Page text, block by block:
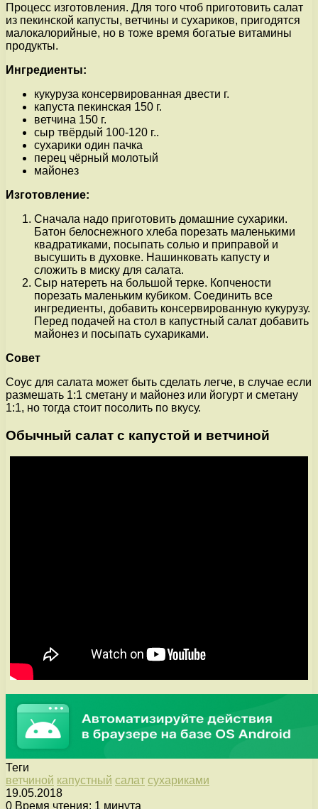
Процесс изготовления. Для того чтоб приготовить салат
из пекинской капусты, ветчины и сухариков, пригодятся
малокалорийные, но в тоже время богатые витамины
продукты.
Ингредиенты:
кукуруза консервированная двести г.
капуста пекинская 150 г.
ветчина 150 г.
сыр твёрдый 100-120 г..
сухарики один пачка
перец чёрный молотый
майонез
Изготовление:
Сначала надо приготовить домашние сухарики.
Батон белоснежного хлеба порезать маленькими
квадратиками, посыпать солью и приправой и
высушить в духовке. Нашинковать капусту и
сложить в миску для салата.
Сыр натереть на большой терке. Копчености
порезать маленьким кубиком. Соединить все
ингредиенты, добавить консервированную кукурузу.
Перед подачей на стол в капустный салат добавить
майонез и посыпать сухариками.
Совет
Соус для салата может быть сделать легче, в случае если
размешать 1:1 сметану и майонез или йогурт и сметану
1:1, но тогда стоит посолить по вкусу.
Обычный салат с капустой и ветчиной
Теги
ветчиной капустный салат сухариками
19.05.2018
0 Время чтения: 1 минута